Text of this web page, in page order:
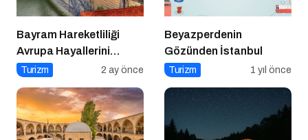
Bayram Hareketliliği
Avrupa Hayallerini
Tetikledi
Turizm 2 ay önce
Beyazperdenin
Gözünden İstanbul
Turizm 1 yıl önce